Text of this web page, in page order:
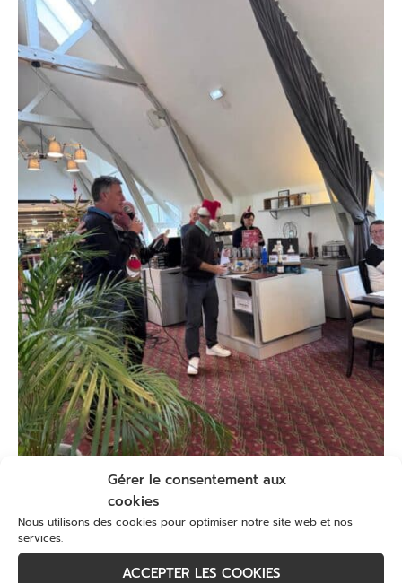
Gérer le consentement aux
cookies
Nous utilisons des cookies pour optimiser notre site web et nos
services.
ACCEPTER LES COOKIES